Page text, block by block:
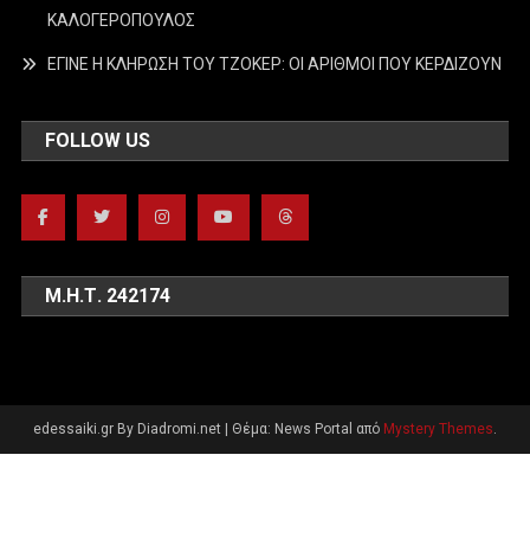
ΚΑΛΟΓΕΡΟΠΟΥΛΟΣ
ΕΓΙΝΕ Η ΚΛΗΡΩΣΗ ΤΟΥ ΤΖΟΚΕΡ: ΟΙ ΑΡΙΘΜΟΙ ΠΟΥ ΚΕΡΔΙΖΟΥΝ
FOLLOW US
Μ.Η.Τ. 242174
edessaiki.gr By Diadromi.net Θέμα: News Portal από Mystery Themes.